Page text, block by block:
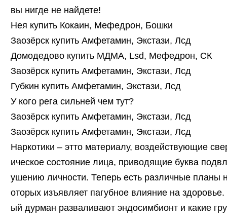
вы нигде не найдете!
Нея купить Кокаин, Мефедрон, Бошки
Заозёрск купить Амфетамин, Экстази, Лсд
Домодедово купить МДМА, Lsd, Мефедрон, СК
Заозёрск купить Амфетамин, Экстази, Лсд
Губкин купить Амфетамин, Экстази, Лсд
У кого рега сильней чем тут?
Заозёрск купить Амфетамин, Экстази, Лсд
Заозёрск купить Амфетамин, Экстази, Лсд
Наркотики – этто материалу, воздействующие
ическое состояние лица, приводящие буква
ушению личности. Теперь есть различные планы
оторых изъявляет пагубное влияние на
ый дурман разваливают эндосимбионт и какие